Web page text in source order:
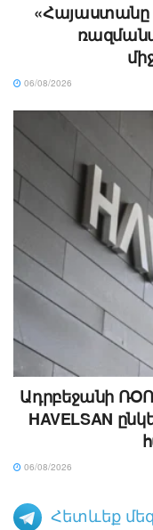
«Հայաստանը
06/08/2026
Ադրբեջանի
HAVELSAN
06/08/2026
Հետևեք